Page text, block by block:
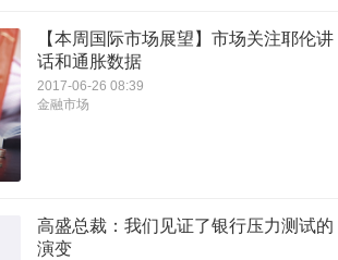
【本周国际市场展望】市场关注耶伦讲
话和通胀数据
2017-06-26 08:39
金融市场
高盛总裁：我们见证了银行压力测试的
演变